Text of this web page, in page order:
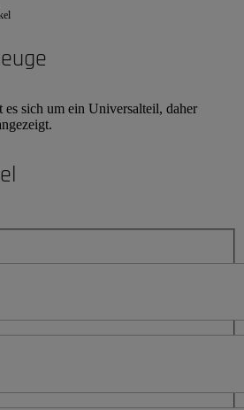
sich um ein Universalteil, daher